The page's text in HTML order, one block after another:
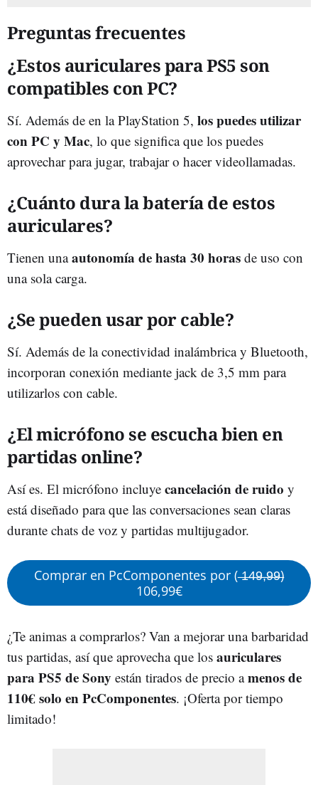
Preguntas frecuentes
¿Estos auriculares para PS5 son
compatibles con PC?
Sí. Además de en la PlayStation 5, los puedes utilizar
con PC y Mac, lo que significa que los puedes
aprovechar para jugar, trabajar o hacer videollamadas.
¿Cuánto dura la batería de estos
auriculares?
Tienen unaautonomía de hasta 30 horas de uso con
una sola carga.
¿Se pueden usar por cable?
Sí. Además de la conectividad inalámbrica y Bluetooth,
incorporan conexión mediante jack de 3,5 mm para
utilizarlos con cable.
¿El micrófono se escucha bien en
partidas online?
Así es. El micrófono incluye cancelación de ruido y
está diseñado para que las conversaciones sean claras
durante chats de voz y partidas multijugador.
Comprar en PcComponentes por ( ̶1̶4̶9̶,̶9̶9̶)
106,99€
¿Te animas a comprarlos? Van a mejorar una barbaridad
tus partidas, así que aprovecha que los auriculares
para PS5 de Sony están tirados de precio amenos de
110€ solo en PcComponentes. ¡Oferta por tiempo
limitado!